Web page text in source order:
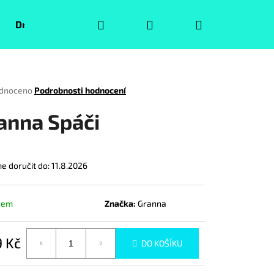
Druhá jakost Pokémoni Volný čas
Přihlášení
Podrobnosti hodnocení
Spáči
doručit do:11.8.2026
Značka: Granna
Kč DO KOŠÍKU
Následující